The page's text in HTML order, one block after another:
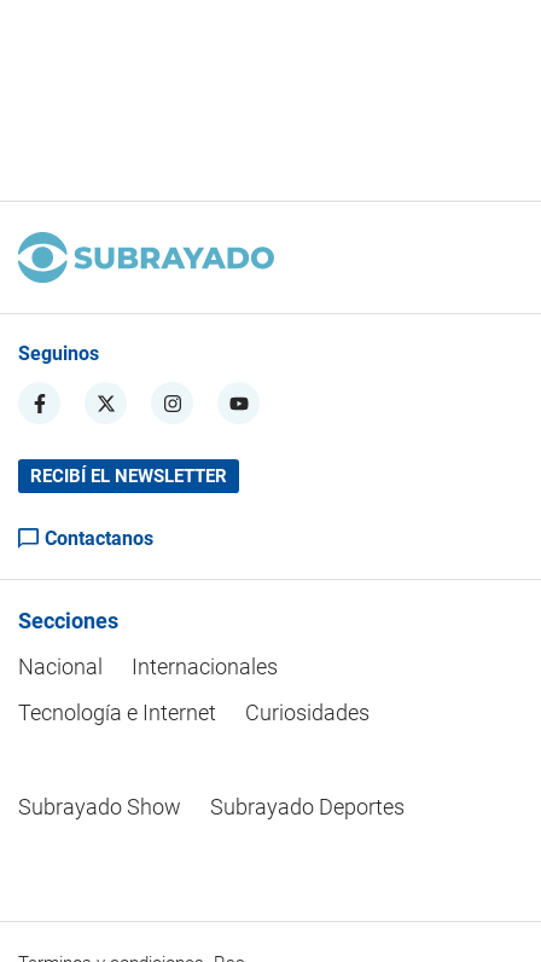
Seguinos
RECIBÍ EL NEWSLETTER
Contactanos
Secciones
Nacional
Internacionales
Tecnología e Internet
Curiosidades
Subrayado Show Subrayado Deportes